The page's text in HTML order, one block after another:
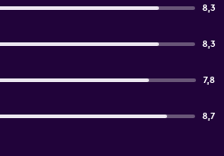
8,3
8,3
7,8
8,7